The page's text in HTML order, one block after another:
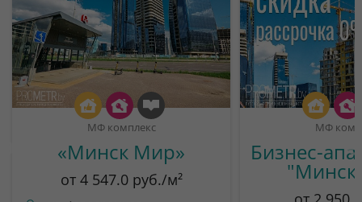
МФ комплекс
«Минск Мир»
от 4 547.0 руб./м²
МФ
Бизнес-